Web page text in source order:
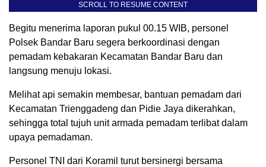
SCROLL TO RESUME CONTENT
Begitu menerima laporan pukul 00.15 WIB, personel
Polsek Bandar Baru segera berkoordinasi dengan
pemadam kebakaran Kecamatan Bandar Baru dan
langsung menuju lokasi.
Melihat api semakin membesar, bantuan pemadam dari
Kecamatan Trienggadeng dan Pidie Jaya dikerahkan,
sehingga total tujuh unit armada pemadam terlibat dalam
upaya pemadaman.
Personel TNI dari Koramil turut bersinergi bersama